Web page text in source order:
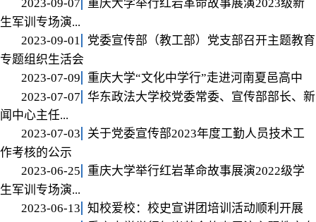
2023-09-07
重庆大学举行红岩革命故事展演2023级新
生军训专场演...
2023-09-01
党委宣传部（教工部）党支部召开主题教育
专题组织生活会
2023-07-09
重庆大学“文化中学行”走进河南夏邑高中
2023-07-07
华东政法大学校党委常委、宣传部部长、新
闻中心主任...
2023-07-03
关于党委宣传部2023年度工勤人员技术工
作考核的公示
2023-06-25
重庆大学举行红岩革命故事展演2022级学
生军训专场演...
2023-06-13
知校爱校：校史宣讲团培训活动顺利开展